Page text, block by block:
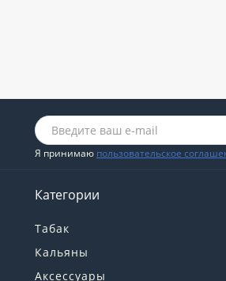
Я принимаю пользовательское
Категории
Табак
Кальяны
Аксессуары